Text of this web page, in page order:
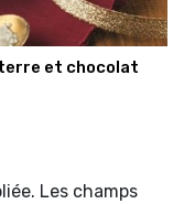
terre et chocolat
Les champs